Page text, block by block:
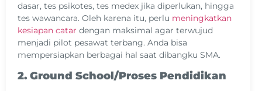
dasar, tes psikotes, tes medex jika diperlukan, hingga
tes wawancara. Oleh karena itu, perlu meningkatkan
kesiapan catar dengan maksimal agar terwujud
menjadi pilot pesawat terbang. Anda bisa
mempersiapkan berbagai hal saat dibangku SMA.
2. Ground School/Proses Pendidikan